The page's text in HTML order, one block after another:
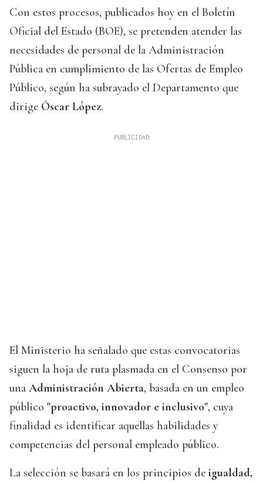
Con estos procesos, publicados hoy en el Boletín
Oficial del Estado (BOE), se pretenden atender las
necesidades de personal de la Administración
Pública en cumplimiento de las Ofertas de Empleo
Público, según ha subrayado el Departamento que
dirige Óscar López.
El Ministerio ha señalado que estas convocatorias
siguen la hoja de ruta plasmada en el Consenso por
una Administración Abierta, basada en un empleo
público "proactivo, innovador e inclusivo", cuya
finalidad es identificar aquellas habilidades y
competencias del personal empleado público.
La selección se basará en los principios de igualdad,